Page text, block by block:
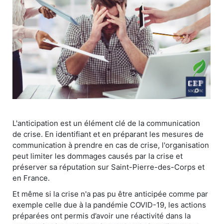
L'anticipation est un élément clé de la communication
de crise. En identifiant et en préparant les mesures de
communication à prendre en cas de crise, l'organisation
peut limiter les dommages causés par la crise et
préserver sa réputation sur Saint-Pierre-des-Corps et
en France.
Et même si la crise n'a pas pu être anticipée comme par
exemple celle due à la pandémie COVID-19, les actions
préparées ont permis d’avoir une réactivité dans la